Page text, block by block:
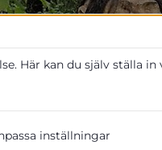
Här kan du själv ställa
inställningar